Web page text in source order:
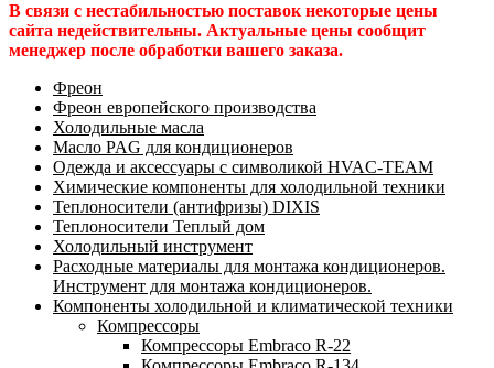
В связи с нестабильностью поставок некоторые цены
сайта недействительны. Актуальные цены сообщит
менеджер после обработки вашего заказа.
Фреон
Фреон европейского производства
Холодильные масла
Масло PAG для кондиционеров
Одежда и аксессуары с символикой HVAC-TEAM
Химические компоненты для холодильной техники
Теплоносители (антифризы) DIXIS
Теплоносители Теплый дом
Холодильный инструмент
Расходные материалы для монтажа кондиционеров.
Инструмент для монтажа кондиционеров.
Компоненты холодильной и климатической техники
Компрессоры
Компрессоры Embraco R-22